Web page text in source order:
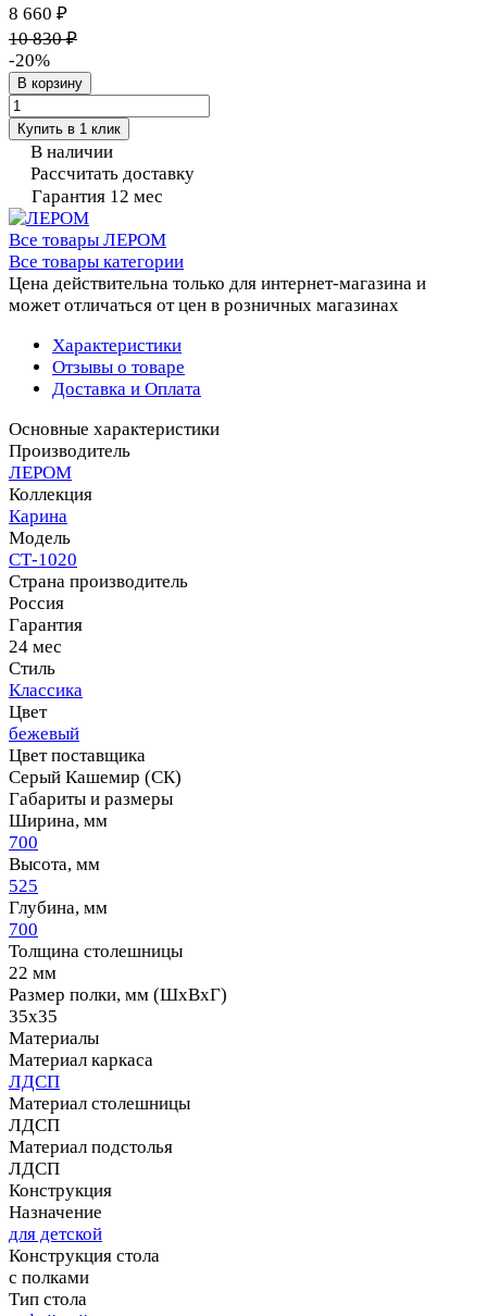
8 660 ₽
10 830 ₽
-20%
В корзину
Купить в 1 клик
В наличии
Рассчитать доставку
Гарантия 12 мес
Все товары ЛЕРОМ
Все товары категории
Цена действительна только для интернет-магазина и
может отличаться от цен в розничных магазинах
Характеристики
Отзывы о товаре
Доставка и Оплата
Основные характеристики
Производитель
ЛЕРОМ
Коллекция
Карина
Модель
СТ-1020
Страна производитель
Россия
Гарантия
24 мес
Стиль
Классика
Цвет
бежевый
Цвет поставщика
Серый Кашемир (СК)
Габариты и размеры
Ширина, мм
700
Высота, мм
525
Глубина, мм
700
Толщина столешницы
22 мм
Размер полки, мм (ШхВхГ)
35х35
Материалы
Материал каркаса
ЛДСП
Материал столешницы
ЛДСП
Материал подстолья
ЛДСП
Конструкция
Назначение
для детской
Конструкция стола
с полками
Тип стола